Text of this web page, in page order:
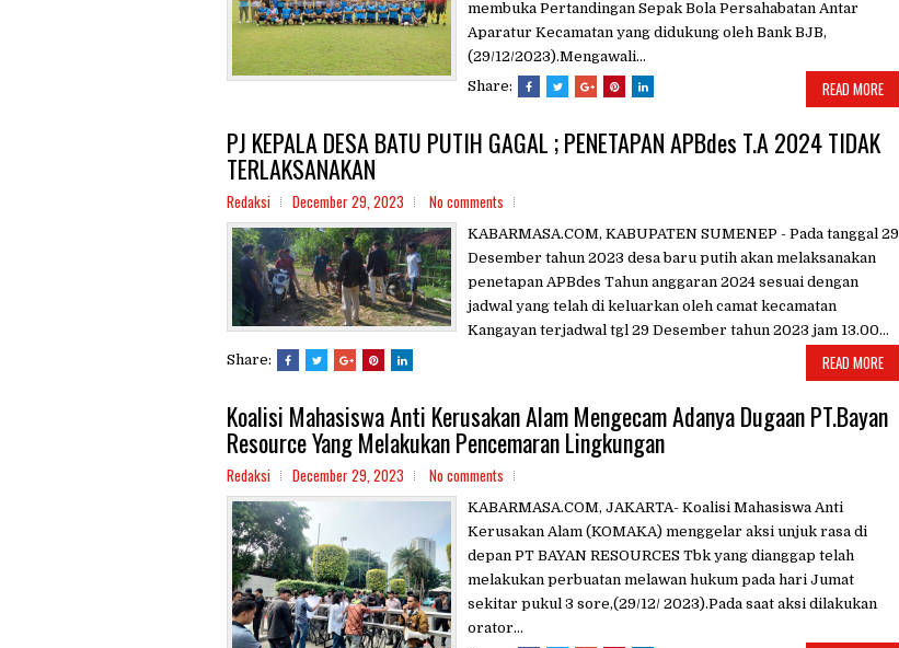
membuka Pertandingan Sepak Bola Persahabatan Antar
Aparatur Kecamatan yang didukung oleh Bank BJB,
(29/12/2023).Mengawali...
Share:
READ MORE
PJ KEPALA DESA BATU PUTIH GAGAL ; PENETAPAN APBdes T.A 2024 TIDAK
TERLAKSANAKAN
Redaksi December 29, 2023 No comments
KABARMASA.COM, KABUPATEN SUMENEP - Pada tanggal 29
Desember tahun 2023 desa baru putih akan melaksanakan
penetapan APBdes Tahun anggaran 2024 sesuai dengan
jadwal yang telah di keluarkan oleh camat kecamatan
Kangayan terjadwal tgl 29 Desember tahun 2023 jam 13.00...
Share:
READ MORE
Koalisi Mahasiswa Anti Kerusakan Alam Mengecam Adanya Dugaan PT.Bayan
Resource Yang Melakukan Pencemaran Lingkungan
Redaksi December 29, 2023 No comments
KABARMASA.COM, JAKARTA- Koalisi Mahasiswa Anti
Kerusakan Alam (KOMAKA) menggelar aksi unjuk rasa di
depan PT BAYAN RESOURCES Tbk yang dianggap telah
melakukan perbuatan melawan hukum pada hari Jumat
sekitar pukul 3 sore,(29/12/ 2023).Pada saat aksi dilakukan
orator...